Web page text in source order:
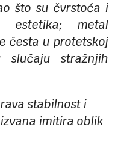
što su čvrstoća i
estetika; metal
česta u protetskoj
slučaju stražnjih
stabilnost i
imitira oblik